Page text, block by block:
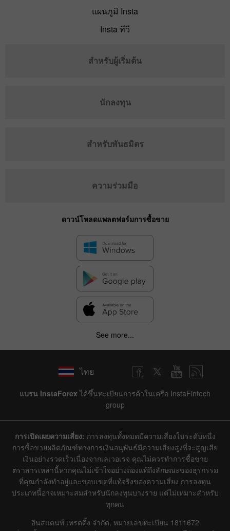
แผนภูมิ Insta
Insta ทีวี
สำหรับผู้เริ่มต้น
นักลงทุน
สำหรับพันธมิตร
ความร่วมมือ
ดาวน์โหลดแพลตฟอร์มการซื้อขาย
See more...
ไทย
แบรน InstaForex ได้ขึ้นทะเบียนการค้าในเครือ InstaFintech
group
การเปิดเผยความเสี่ยง: การลงทุนทั้งหมดมีความเสี่ยงในระดับหนึ่ง
การซื้อขายผลิตภัณฑ์ทางการเงินอนุพันธ์มีความเสี่ยงสูงที่จะสูญเสีย
เงินอย่างรวดเร็วเนื่องจากเลเวอเรจ คุณไม่ควรทำการซื้อขาย
ตราสารเหล่านี้หากคุณไม่เข้าใจอย่างถ่องแท้ถึงลักษณะของธุรกรรม
ที่คุณกำลังทำอยู่และขอบเขตที่แท้จริงของความเสี่ยง การลงทุน
ประเภทนี้อาจเหมาะสมสำหรับนักลงทุนบางราย แต่ไม่เหมาะสำหรับ
ทุกคน
อินสแตนท์ เทรดดิ้ง จำกัด, หมายเลขทะเบียน 1811672